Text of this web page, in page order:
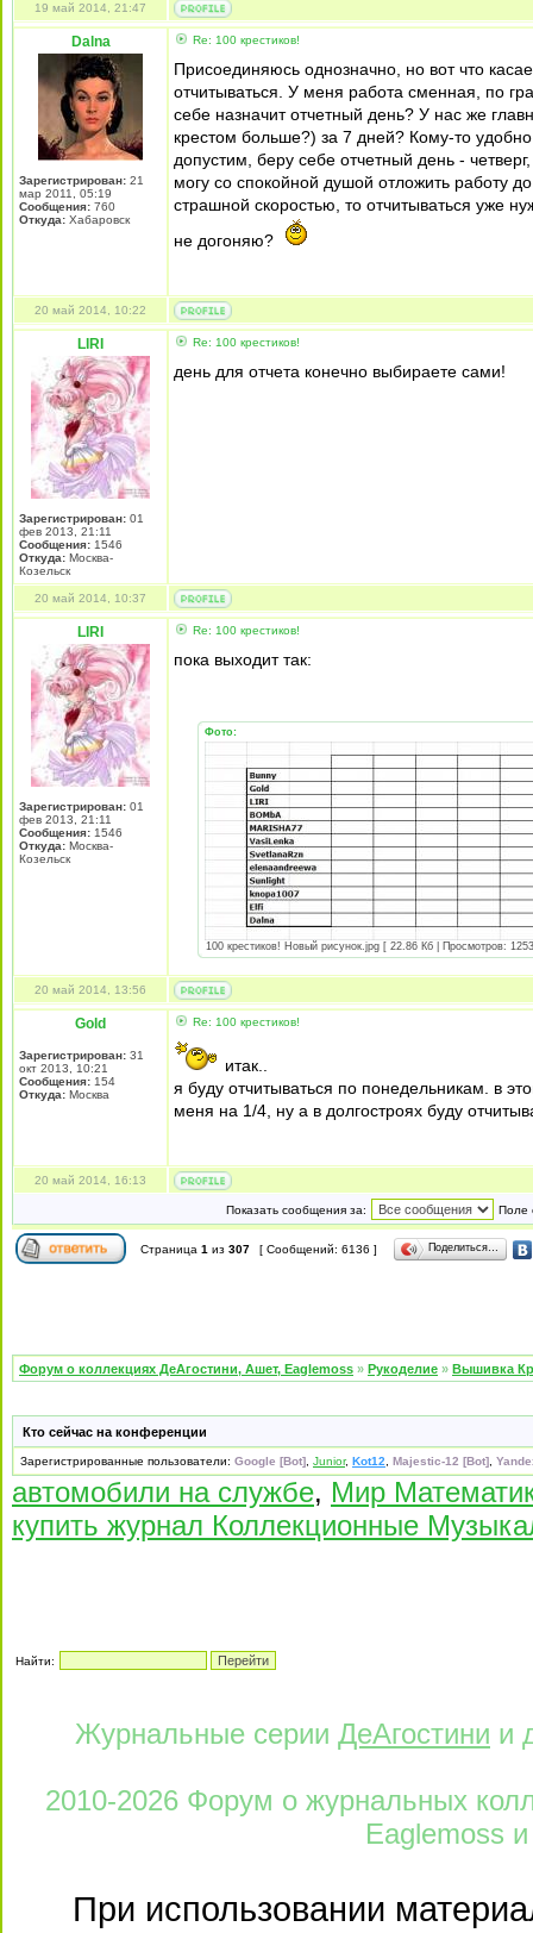
19 май 2014, 21:47
Dalna
Зарегистрирован: 21
мар 2011, 05:19
Сообщения: 760
Откуда: Хабаровск
Re: 100 крестиков!
Присоединяюсь однозначно, но вот что
отчитываться. У меня работа сменная, по
себе назначит отчетный день? У нас же
крестом больше?) за 7 дней? Кому-то
допустим, беру себе отчетный день -
могу со спокойной душой отложить работу
страшной скоростью, то отчитываться уже
не догоняю?
20 май 2014, 10:22
LIRI
Зарегистрирован: 01
фев 2013, 21:11
Сообщения: 1546
Откуда: Москва-
Козельск
Re: 100 крестиков!
день для отчета конечно выбираете сами!
20 май 2014, 10:37
LIRI
Зарегистрирован: 01
фев 2013, 21:11
Сообщения: 1546
Откуда: Москва-
Козельск
Re: 100 крестиков!
пока выходит так:
Фото:
100 крестиков! Новый рисунок.jpg [ 22.86 Кб | Просмотров:
20 май 2014, 13:56
Gold
Зарегистрирован: 31
окт 2013, 10:21
Сообщения: 154
Откуда: Москва
Re: 100 крестиков!
итак..
я буду отчитываться по понедельникам. в
меня на 1/4, ну а в долгостроях буду
20 май 2014, 16:13
Показать сообщения за: Поле
Страница 1 из 307 [ Сообщений: 6136 ] Поделиться…
Форум о коллекциях ДеАгостини, Ашет, Eaglemoss » Рукоделие » Вышивка
Кто сейчас на конференции
Зарегистрированные пользователи: Google [Bot] Junior, Kot12 Majestic-12 [Bot]
автомобили на службе, Мир
купить журнал Коллекционные
Найти:
Журнальные серии ДеАгостини и
2010-2026 Форум о журнальных
Eaglemoss и
При использовании